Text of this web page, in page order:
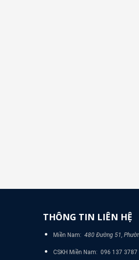
THÔNG TIN LIÊN HỆ
Miền Nam: 480 Đường 51,
CSKH Miền Nam: 096 137 3787